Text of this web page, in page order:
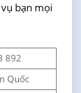
bạn mọi
892
Quốc